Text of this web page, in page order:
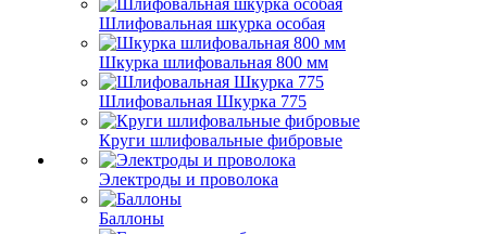
Шлифовальная шкурка особая
Шкурка шлифовальная 800 мм
Шлифовальная Шкурка 775
Круги шлифовальные фибровые
Электроды и проволока
Баллоны